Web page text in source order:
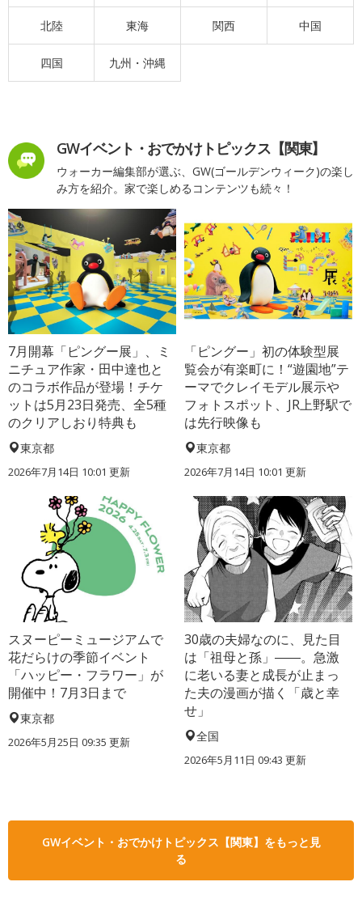
北陸 東海 関西 中国
四国 九州・沖縄
GWイベント・おでかけトピックス【関東】
ウォーカー編集部が選ぶ、GW(ゴールデンウィーク)の楽し
み方を紹介。家で楽しめるコンテンツも続々！
7月開幕「ピングー展」、ミ
ニチュア作家・田中達也と
のコラボ作品が登場！チケ
ットは5月23日発売、全5種
のクリアしおり特典も
東京都
2026年7月14日 10:01 更新
「ピングー」初の体験型展
覧会が有楽町に！“遊園地”テ
ーマでクレイモデル展示や
フォトスポット、JR上野駅で
は先行映像も
東京都
2026年7月14日 10:01 更新
スヌーピーミュージアムで
花だらけの季節イベント
「ハッピー・フラワー」が
開催中！7月3日まで
東京都
2026年5月25日 09:35 更新
30歳の夫婦なのに、見た目
は「祖母と孫」――。急激
に老いる妻と成長が止まっ
た夫の漫画が描く「歳と幸
せ」
全国
2026年5月11日 09:43 更新
GWイベント・おでかけトピックス【関東】をもっと見
る